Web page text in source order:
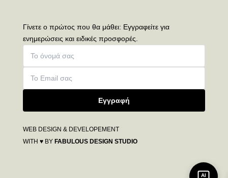
Γίνετε ο πρώτος που θα μάθει: Εγγραφείτε για
ενημερώσεις και ειδικές προσφορές.
Εγγραφή
WEB DESIGN & DEVELOPEMENT
WITH ♥ BY FABULOUS DESIGN STUDIO
AI